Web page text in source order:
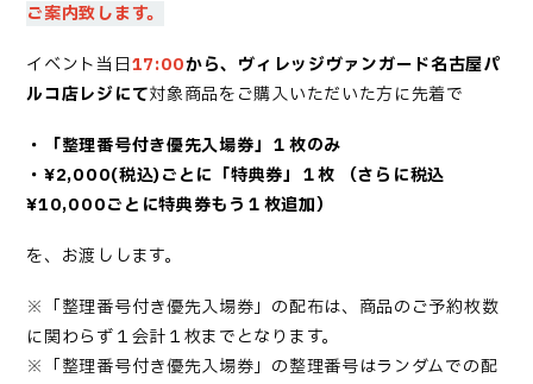
ご案内致します。
イベント当日17:00から、 ヴィレッジヴァンガード名古屋パ
ルコ店レジにて対象商品をご購入いただいた方に先着で
・「整理番号付き優先入場券」１枚のみ
・¥2,000(税込)ごとに「特典券」１枚 （さらに税込
¥10,000ごとに特典券もう１枚追加）
を、お渡しします。
※「整理番号付き優先入場券」の配布は、商品のご予約枚数
に関わらず１会計１枚までとなります。
※「整理番号付き優先入場券」の整理番号はランダムでの配